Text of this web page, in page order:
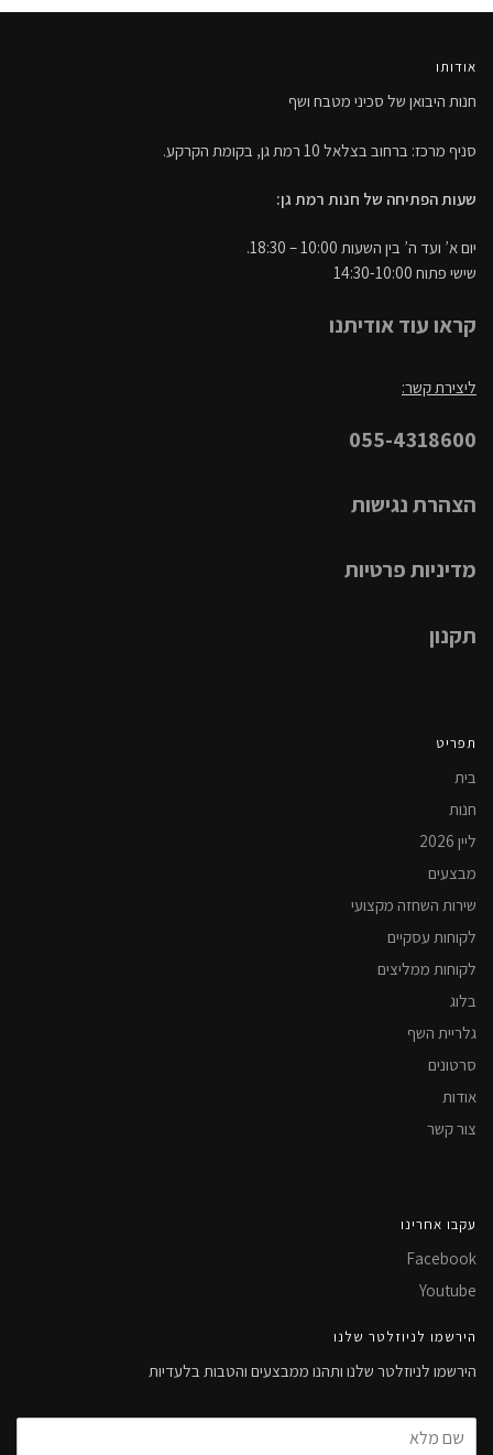
אודותו
חנות היבואן של סכיני מטבח ושף
סניף מרכז: ברחוב בצלאל 10 רמת גן, בקומת הקרקע.
שעות הפתיחה של חנות רמת גן:
יום א’ ועד ה’ בין השעות 10:00 – 18:30.
שישי פתוח 14:30-10:00
קראו עוד אודיתנו
ליצירת קשר:
055-4318600
הצהרת נגישות
מדיניות פרטיות
תקנון
תפריט
בית
חנות
ליין 2026
מבצעים
שירות השחזה מקצועי
לקוחות עסקיים
לקוחות ממליצים
בלוג
גלריית השף
סרטונים
אודות
צור קשר
עקבו אחרינו
Facebook
Youtube
הירשמו לניוזלטר שלנו
הירשמו לניוזלטר שלנו ותהנו ממבצעים והטבות בלעדיות